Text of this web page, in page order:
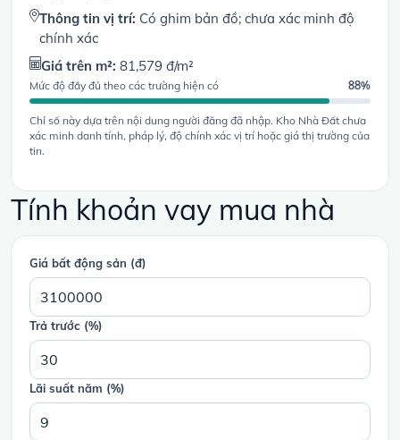
Thông tin vị trí: Có ghim bản đồ; chưa xác minh độ
chính xác
Giá trên m²: 81,579 đ/m²
Mức độ đầy đủ theo các trường hiện có 88%
Chỉ số này dựa trên nội dung người đăng đã nhập. Kho Nhà Đất chưa
xác minh danh tính, pháp lý, độ chính xác vị trí hoặc giá thị trường của
tin.
Tính khoản vay mua nhà
Giá bất động sản (đ)
Trả trước (%)
Lãi suất năm (%)